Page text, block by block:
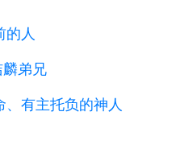
的人
弟兄
有主托负的神人